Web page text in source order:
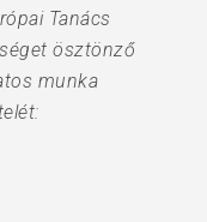
Tanács
ösztönző
munka